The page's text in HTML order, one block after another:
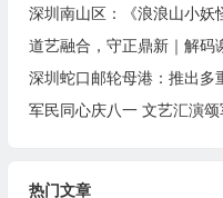
深圳南山区：《浪浪山小妖
道艺融合，守正鼎新｜解码
深圳蛇口邮轮母港：推出多
热门文章